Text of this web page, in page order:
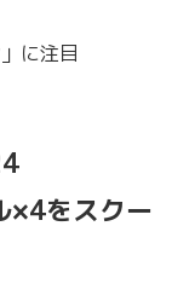
に注目
×4をスクー